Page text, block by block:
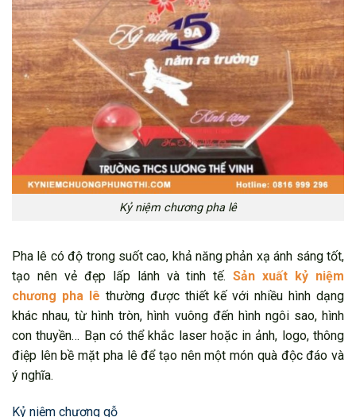
Kỷ niệm chương pha lê
Pha lê có độ trong suốt cao, khả năng phản xạ ánh sáng tốt,
tạo nên vẻ đẹp lấp lánh và tinh tế.Sản xuất kỷ niệm
chương pha lê thường được thiết kế với nhiều hình dạng
khác nhau, từ hình tròn, hình vuông đến hình ngôi sao, hình
con thuyền… Bạn có thể khắc laser hoặc in ảnh, logo, thông
điệp lên bề mặt pha lê để tạo nên một món quà độc đáo và
ý nghĩa.
Kỷ niệm chương gỗ